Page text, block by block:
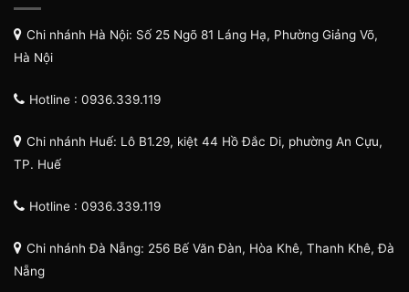
Chi nhánh Hà Nội: Số 25 Ngõ 81 Láng Hạ, Phường Giảng Võ,
Hà Nội
Hotline : 0936.339.119
Chi nhánh Huế: Lô B1.29, kiệt 44 Hồ Đắc Di, phường An Cựu,
TP. Huế
Hotline : 0936.339.119
Chi nhánh Đà Nẵng: 256 Bế Văn Đàn, Hòa Khê, Thanh Khê, Đà
Nẵng